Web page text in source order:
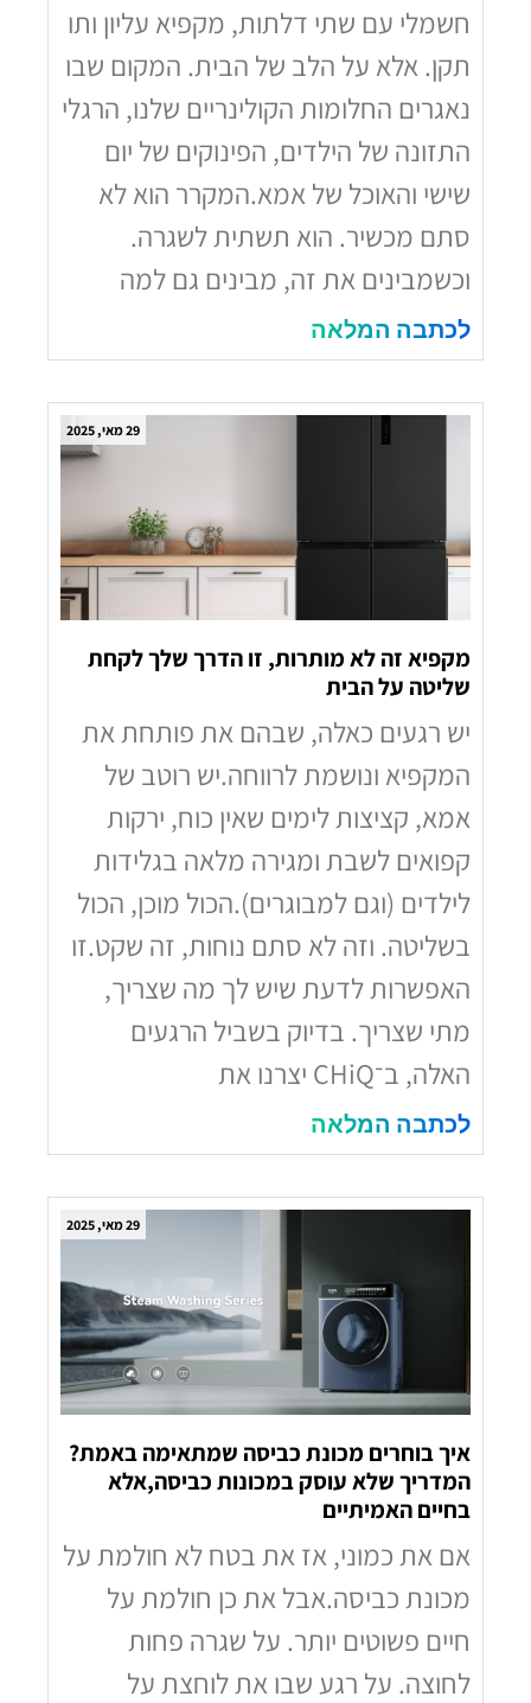
חשמלי עם שתי דלתות, מקפיא עליון ותו
תקן. אלא על הלב של הבית. המקום שבו
נאגרים החלומות הקולינריים שלנו, הרגלי
התזונה של הילדים, הפינוקים של יום
שישי והאוכל של אמא.המקרר הוא לא
סתם מכשיר. הוא תשתית לשגרה.
וכשמבינים את זה, מבינים גם למה
לכתבה המלאה
מקפיא זה לא מותרות, זו הדרך שלך לקחת
שליטה על הבית
29 מאי, 2025
יש רגעים כאלה, שבהם את פותחת את
המקפיא ונושמת לרווחה.יש רוטב של
אמא, קציצות לימים שאין כוח, ירקות
קפואים לשבת ומגירה מלאה בגלידות
לילדים (וגם למבוגרים).הכול מוכן, הכול
בשליטה. וזה לא סתם נוחות, זה שקט.זו
האפשרות לדעת שיש לך מה שצריך,
מתי שצריך. בדיוק בשביל הרגעים
האלה, ב־CHiQ יצרנו את
לכתבה המלאה
איך בוחרים מכונת כביסה שמתאימה באמת?
המדריך שלא עוסק במכונות כביסה,אלא
בחיים האמיתיים
29 מאי, 2025
אם את כמוני, אז את בטח לא חולמת על
מכונת כביסה.אבל את כן חולמת על
חיים פשוטים יותר. על שגרה פחות
לחוצה. על רגע שבו את לוחצת על